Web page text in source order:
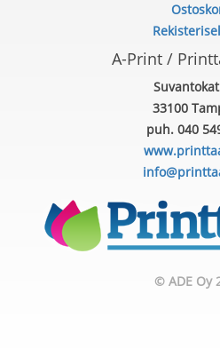
A-Print /
33100
puh. 040
© ADE Oy